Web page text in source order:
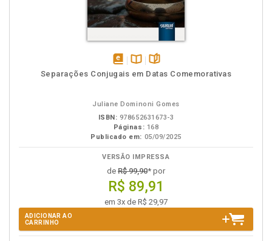
disponívelDisponível
páginas
Separações Conjugais em Datas Comemorativas
Juliane Dominoni Gomes
ISBN: 978652631673-3
Páginas: 168
Publicado em: 05/09/2025
VERSÃO IMPRESSA
de R$ 99,90* por
R$ 89,91
em 3x de R$ 29,97
ADICIONAR AO
CARRINHO